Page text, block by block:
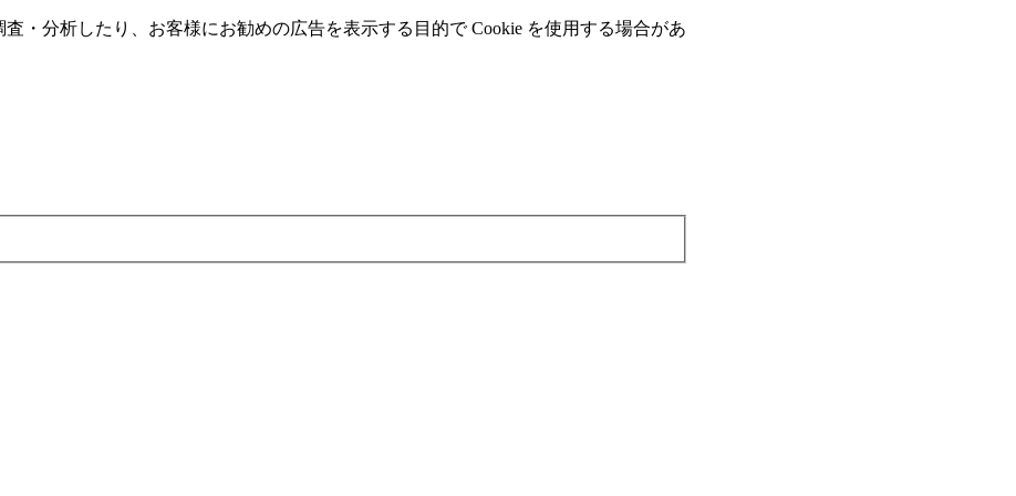
・分析したり、お客様にお勧めの広告を表⽰する⽬的で Cookie を使⽤する場合があ